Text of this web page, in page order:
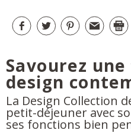
Savourez
design
La Design Collection
petit-déjeuner avec
ses fonctions bien